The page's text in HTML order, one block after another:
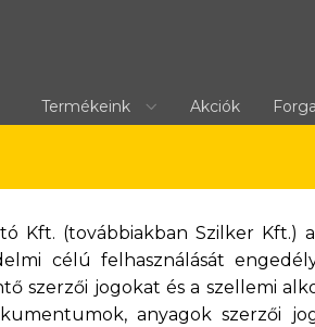
Termékeink Akciók
Kft. (továbbiakban Szilker
célú felhasználását
szerzői jogokat és a szellemi
anyagok szerzői